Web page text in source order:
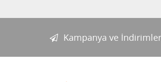
Kampanya ve